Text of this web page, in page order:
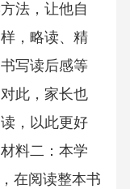
法，让他自
，略读、精
写读后感等
此，家长也
，以此更好
料二：本学
在阅读整本书